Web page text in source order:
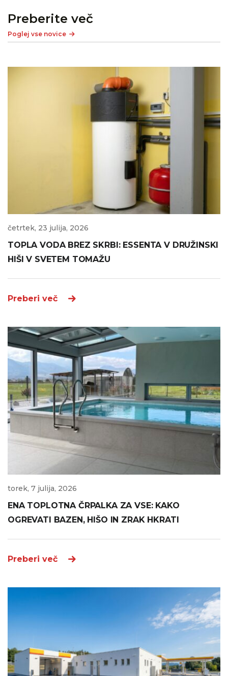
Preberite več
Poglej vse novice
četrtek, 23 julija, 2026
TOPLA VODA BREZ SKRBI: ESSENTA V DRUŽINSKI
HIŠI V SVETEM TOMAŽU
Preberi več
torek, 7 julija, 2026
ENA TOPLOTNA ČRPALKA ZA VSE: KAKO
OGREVATI BAZEN, HIŠO IN ZRAK HKRATI
Preberi več